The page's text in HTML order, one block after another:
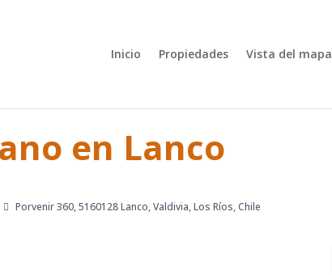
Inicio Propiedades Vista del mapa
en Lanco
Porvenir 360, 5160128 Lanco, Valdivia, Los Ríos, Chile